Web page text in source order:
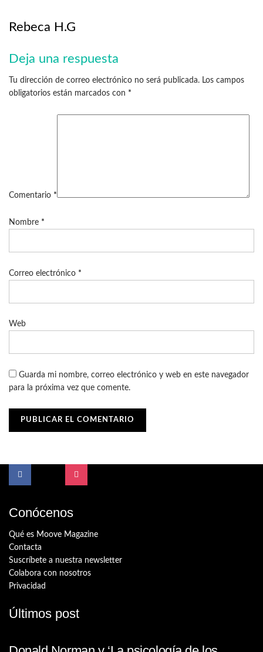
Rebeca H.G
Deja una respuesta
Tu dirección de correo electrónico no será publicada. Los campos
obligatorios están marcados con *
Comentario *
Nombre *
Correo electrónico *
Web
Guarda mi nombre, correo electrónico y web en este navegador
para la próxima vez que comente.
Conócenos
Qué es Moove Magazine
Contacta
Suscríbete a nuestra newsletter
Colabora con nosotros
Privacidad
Últimos post